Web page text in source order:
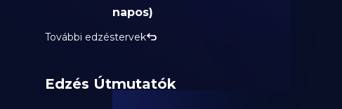
napos)
További edzéstervek
Edzés Útmutatók